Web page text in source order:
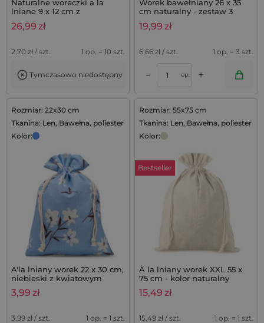
Naturalne woreczki a la
lniane 9 x 12 cm z
nadrukiem lawendy - 10 szt.
26,99 zł
2,70 zł / szt. 1 op. = 10 szt.
Tymczasowo niedostępny
Worek bawełniany 26 x 35
cm naturalny - zestaw 3
sztuk
19,99 zł
6,66 zł / szt. 1 op. = 3 szt.
– op. +
Rozmiar: 22x30 cm
Tkanina: Len, Bawełna, poliester
Kolor:
A'la lniany worek 22 x 30 cm,
niebieski z kwiatowym
nadrukiem
3,99 zł
3,99 zł / szt. 1 op. = 1 szt.
Rozmiar: 55x75 cm
Tkanina: Len, Bawełna, poliester
Kolor:
Bestseller
À la lniany worek XXL 55 x
75 cm - kolor naturalny
15,49 zł
15,49 zł / szt. 1 op. = 1 szt.